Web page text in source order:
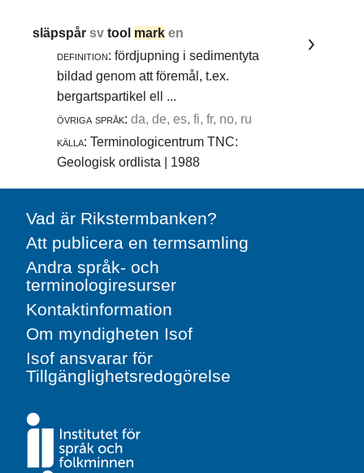
släpspårsvtool mark en
definition: fördjupning i sedimentyta
bildad genom att föremål, t.ex.
bergartspartikel ell ...
övriga språk: da, de, es, fi, fr, no, ru
källa: Terminologicentrum TNC:
Geologisk ordlista | 1988
Vad är Rikstermbanken?
Att publicera en termsamling
Andra språk- och
terminologiresurser
Kontaktinformation
Om myndigheten Isof
Isof ansvarar för
Tillgänglighetsredogörelse